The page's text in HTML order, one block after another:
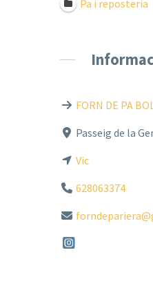
Pa i reposteria
FORN DE PA
Passeig de la
Vic
628063374